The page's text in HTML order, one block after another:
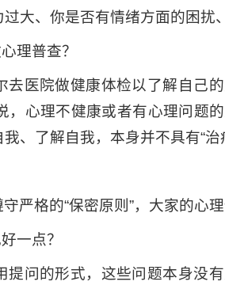
大、你是否有情绪方面的困扰
理普查？
去医院做健康体检以了解自己
，心理不健康或者有心理问题
、了解自我，本身并不具有“治
严格的“保密原则”，大家的心
一点？
提问的形式，这些问题本身没